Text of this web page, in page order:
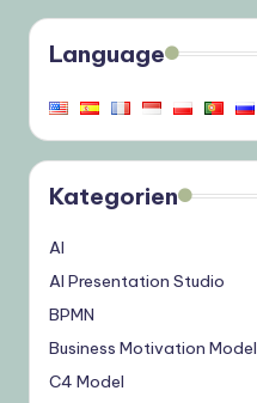
Language
Kategorien
AI
AI Presentation Studio
BPMN
Business Motivation Model
C4 Model